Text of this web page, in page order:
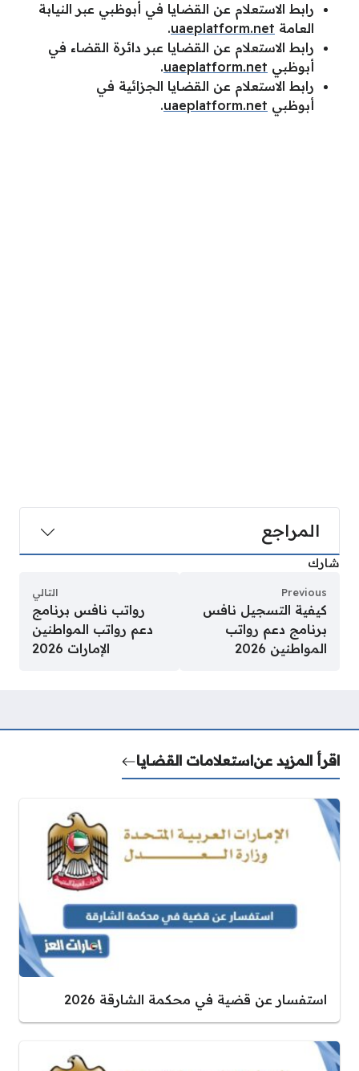
رابط الاستعلام عن القضايا في أبوظبي عبر النيابة
العامة uaeplatform.net
.
رابط الاستعلام عن القضايا عبر دائرة القضاء في
أبوظبي uaeplatform.net
.
رابط الاستعلام عن القضايا الجزائية في
أبوظبي uaeplatform.net
.
المراجع
شارك
Previous
كيفية التسجيل نافس
برنامج دعم رواتب
المواطنين 2026
التالي
رواتب نافس برنامج
دعم رواتب المواطنين
الإمارات 2026
اقرأ المزيد عناستعلامات القضايا
استفسار عن قضية في محكمة الشارقة 2026